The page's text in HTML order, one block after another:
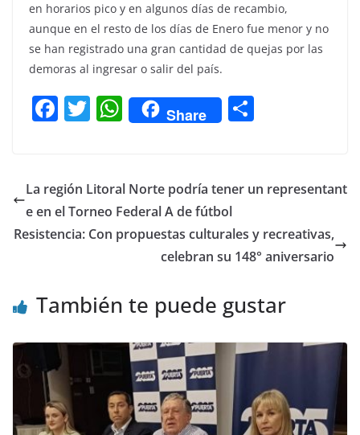
en horarios pico y en algunos días de recambio,
aunque en el resto de los días de Enero fue menor y no
se han registrado una gran cantidad de quejas por las
demoras al ingresar o salir del país.
F
e
b
o
T
er
W
h
s
A
p
Share
p
tir
La región Litoral Norte podría tener un representant
e en el Torneo Federal A de fútbol
Resistencia: Con propuestas culturales y recreativas,
celebran su 148° aniversario
También te puede gustar